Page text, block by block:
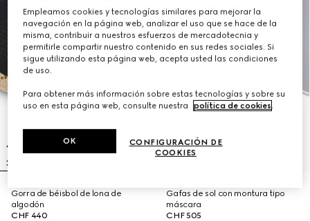
Gorra de béisbol de lona de
algodón
CHF 440
Gafas de sol con montura tipo
máscara
CHF 505
Empleamos cookies y tecnologías similares para mejorar la
navegación en la página web, analizar el uso que se hace de la
misma, contribuir a nuestros esfuerzos de mercadotecnia y
permitirle compartir nuestro contenido en sus redes sociales. Si
sigue utilizando esta página web, acepta usted las condiciones
de uso.
Para obtener más información sobre estas tecnologías y sobre su
uso en esta página web, consulte nuestra
política de cookies.
CONFIGURACIÓN DE
COOKIES
OK